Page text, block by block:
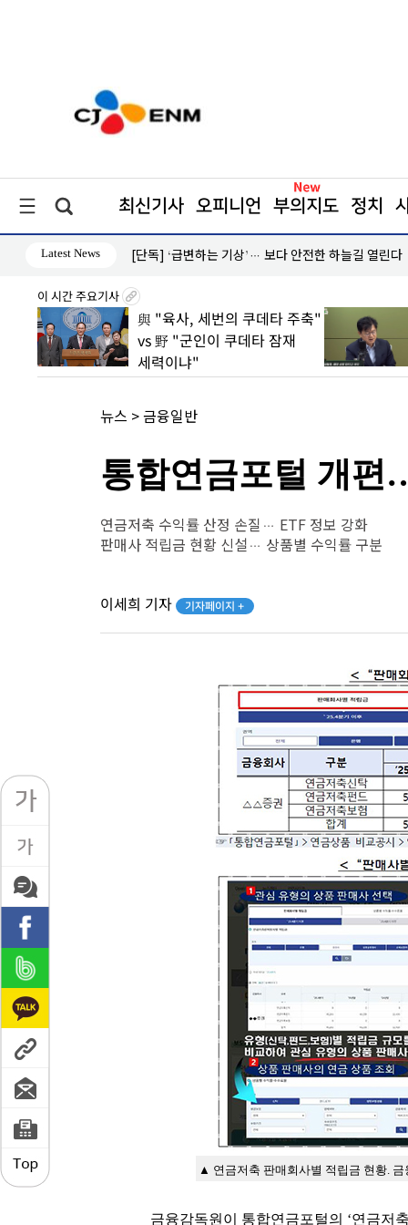
최신기사 오피니언 부의지도 정치
Latest News
삼전닉스 소액주주들, 270조 환원 공식 요구… "
이 시간 주요기사
與 "육사, 세번의 쿠데타 주축"
vs 野 "군인이 쿠데타 잠재
세력이냐"
뉴스 > 금융일반
통합연금포털 개편
연금저축 수익률 산정 손질… ETF 정보 강화
판매사 적립금 현황 신설… 상품별 수익률 구분
이세희 기자 기자페이지 +
▲ 연금저축 판매회사별 적립금 현황. 금
금융감독원이 통합연금포털의 ‘연금저